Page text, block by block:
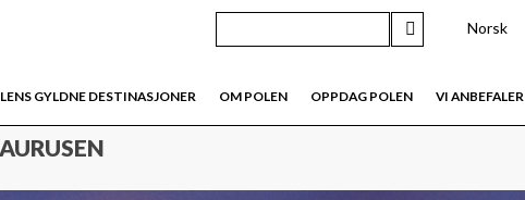
Norsk
GYLDNE DESTINASJONER OM POLEN OPPDAG POLEN VI ANBEFALER